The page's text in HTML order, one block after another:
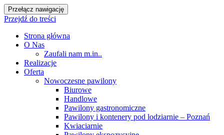
Przełącz nawigację
Przejdź do treści
Strona główna
O Nas
Zaufali nam m.in..
Realizacje
Oferta
Nowoczesne pawilony
Biurowe
Handlowe
Pawilony gastronomiczne
Pawilony i kontenery pod lodziarnie – Poznań
Kwiaciarnie